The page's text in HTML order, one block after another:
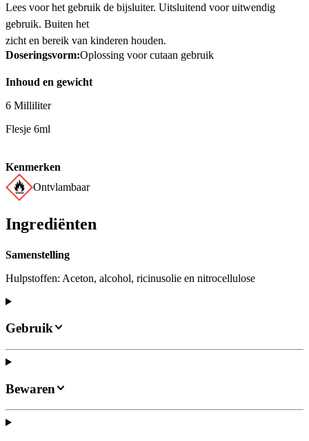
Lees voor het gebruik de bijsluiter. Uitsluitend voor uitwendig
gebruik. Buiten het
zicht en bereik van kinderen houden.
Doseringsvorm:Oplossing voor cutaan gebruik
Inhoud en gewicht
6 Milliliter
Flesje 6ml
Kenmerken
Ontvlambaar
Ingrediënten
Samenstelling
Hulpstoffen: Aceton, alcohol, ricinusolie en nitrocellulose
Gebruik
Bewaren